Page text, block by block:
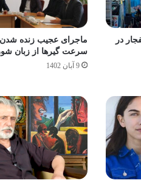
در
ماجرای عجیب زنده شدن
سرعت گیرها از زبان
9 آبان 1402